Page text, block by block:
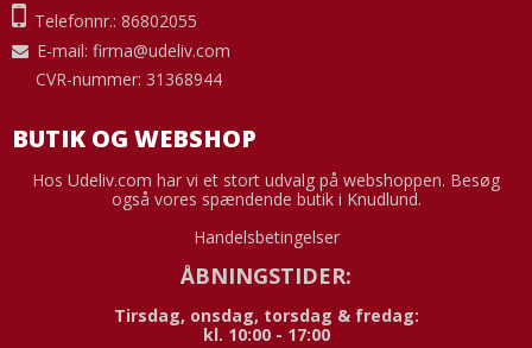
Telefonnr.: 86802055
E-mail: firma@udeliv.com
CVR-nummer: 31368944
BUTIK OG WEBSHOP
Hos Udeliv.com har vi et stort udvalg på webshoppen. Besøg
også vores spændende butik i Knudlund.
Handelsbetingelser
ÅBNINGSTIDER:
Tirsdag, onsdag, torsdag & fredag:
kl. 10:00 - 17:00